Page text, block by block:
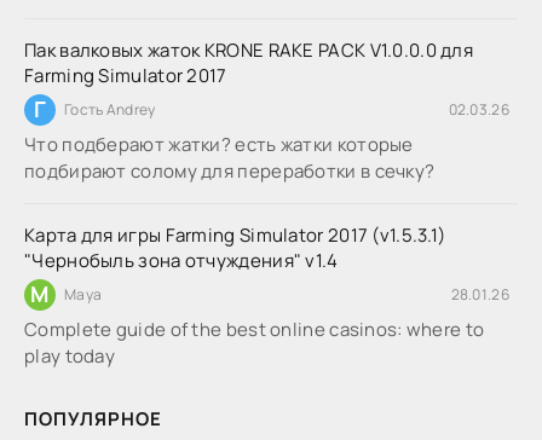
Пак валковых жаток KRONE RAKE PACK V1.0.0.0 для
Farming Simulator 2017
Г Гость Andrey 02.03.26
Что подберают жатки? есть жатки которые
подбирают солому для переработки в сечку?
Карта для игры Farming Simulator 2017 (v1.5.3.1)
"Чернобыль зона отчуждения" v1.4
M Maya 28.01.26
Complete guide of the best online casinos: where to
play today
ПОПУЛЯРНОЕ